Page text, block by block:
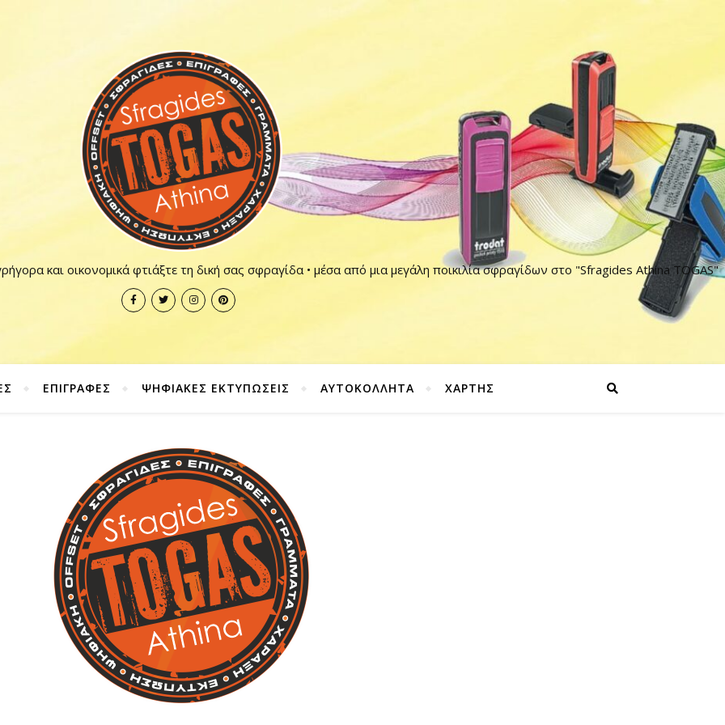
και οικονομικά φτιάξτε τη δική σας σφραγίδα • μέσα από μια μεγάλη ποικιλία σφραγίδων στο "Sfragides Athina TOGAS"
ΕΠΙΓΡΑΦΕΣ ΨΗΦΙΑΚΕΣ ΕΚΤΥΠΩΣΕΙΣ ΑΥΤΟΚΟΛΛΗΤΑ ΧΑΡΤΗΣ